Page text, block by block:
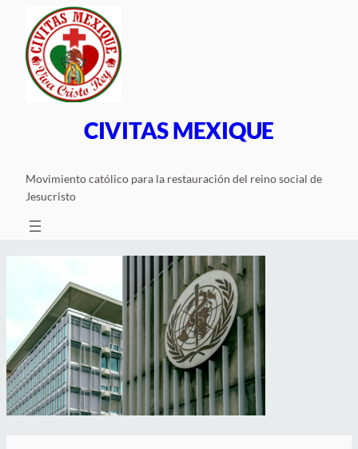
contenido
CIVITAS MEXIQUE
Movimiento católico para la restauración del reino social de
Jesucristo